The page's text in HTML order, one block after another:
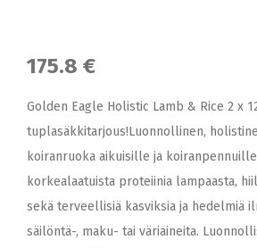
175.8 €
Golden Eagle Holistic Lamb & Rice 2 x
tuplasäkkitarjous!Luonnollinen,
koiranruoka aikuisille ja
korkealaatuista proteiinia lampaasta,
sekä terveellisiä kasviksia ja hedelmiä
säilöntä-, maku- tai väriaineita.